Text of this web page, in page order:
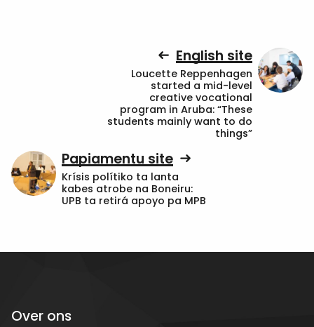
English site
Loucette Reppenhagen
started a mid-level
creative vocational
program in Aruba: “These
students mainly want to do
things”
Papiamentu site
Krísis polítiko ta lanta
kabes atrobe na Boneiru:
UPB ta retirá apoyo pa MPB
Over ons